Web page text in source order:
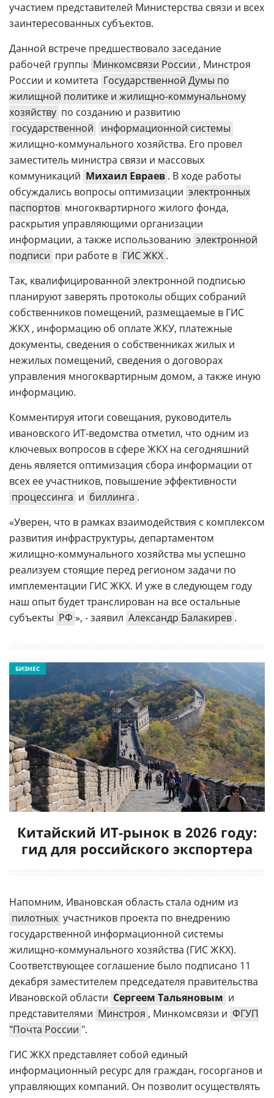
участием представителей Министерства связи и всех
заинтересованных субъектов.
Данной встрече предшествовало заседание
рабочей группы Минкомсвязи России , Минстроя
России и комитета Государственной Думы по
жилищной политике и жилищно-коммунальному
хозяйству по созданию и развитию
государственной
информационной системы
жилищно-коммунального хозяйства. Его провел
заместитель министра связи и массовых
коммуникаций Михаил Евраев . В ходе работы
обсуждались вопросы оптимизации электронных
паспортов многоквартирного жилого фонда,
раскрытия управляющими организации
информации, а также использованию электронной
подписи при работе в ГИС ЖКХ .
Так, квалифицированной электронной подписью
планируют заверять протоколы общих собраний
собственников помещений, размещаемые в ГИС
ЖКХ , информацию об оплате ЖКУ, платежные
документы, сведения о собственниках жилых и
нежилых помещений, сведения о договорах
управления многоквартирным домом, а также иную
информацию.
Комментируя итоги совещания, руководитель
ивановского ИТ-ведомства отметил, что одним из
ключевых вопросов в сфере ЖКХ на сегодняшний
день является оптимизация сбора информации от
всех ее участников, повышение эффективности
процессинга и биллинга .
«Уверен, что в рамках взаимодействия с комплексом
развития инфраструктуры, департаментом
жилищно-коммунального хозяйства мы успешно
реализуем стоящие перед регионом задачи по
имплементации ГИС ЖКХ. И уже в следующем году
наш опыт будет транслирован на все остальные
субъекты РФ », - заявил Александр Балакирев .
Китайский ИТ-рынок в 2026 году:
гид для российского экспортера
БИЗНЕС
Напомним, Ивановская область стала одним из
пилотных участников проекта по внедрению
государственной информационной системы
жилищно-коммунального хозяйства (ГИС ЖКХ).
Соответствующее соглашение было подписано 11
декабря заместителем председателя правительства
Ивановской области Сергеем Тальяновым и
представителями Минстроя , Минкомсвязи и ФГУП
"Почта России ".
ГИС ЖКХ представляет собой единый
информационный ресурс для граждан, госорганов и
управляющих компаний. Он позволит осуществлять